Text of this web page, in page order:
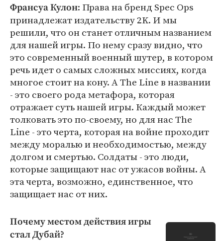
Франсуа Кулон: Права на бренд Spec Ops
принадлежат издательству 2K. И мы
решили, что он станет отличным названием
для нашей игры. По нему сразу видно, что
это современный военный шутер, в котором
речь идет о самых сложных миссиях, когда
многое стоит на кону. А The Line в названии
- это своего рода метафора, которая
отражает суть нашей игры. Каждый может
толковать это по-своему, но для нас The
Line - это черта, которая на войне проходит
между моралью и необходимостью, между
долгом и смертью. Солдаты - это люди,
которые защищают нас от ужасов войны. А
эта черта, возможно, единственное, что
защищает нас от них.
Почему местом действия игры
стал Дубай?